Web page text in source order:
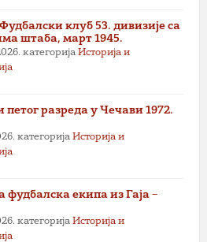
клуб 53. дивизије са
штаба, март 1945.
категорија Историја и
петог разреда у Чечави 1972.
категорија Историја и
фудбалска екипа из Гаја –
категорија Историја и